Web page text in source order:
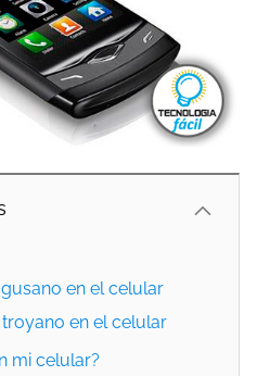
en el celular
en el celular
mi celular?